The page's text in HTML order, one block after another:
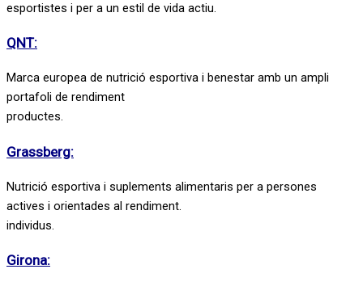
esportistes i per a un estil de vida actiu.
QNT:
Marca europea de nutrició esportiva i benestar amb un ampli
portafoli de rendiment
productes.
Grassberg:
Nutrició esportiva i suplements alimentaris per a persones
actives i orientades al rendiment.
individus.
Girona: